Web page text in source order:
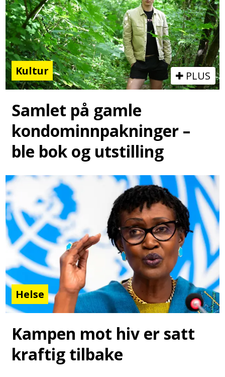
Kultur PLUS
Samlet på gamle
kondominnpakninger –
ble bok og utstilling
Helse
Kampen mot hiv er satt
kraftig tilbake